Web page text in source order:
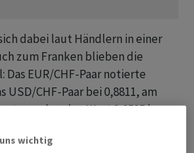
dabei laut Händlern in einer
zum Franken blieben die
Das EUR/CHF-Paar notierte
USD/CHF-Paar bei 0,8811, am
Wert 0,9535 bzw.
wichtig